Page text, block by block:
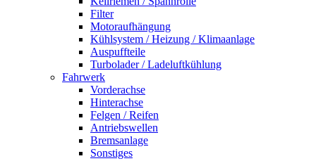
Filter
Motoraufhängung
Kühlsystem / Heizung / Klimaanlage
Auspuffteile
Turbolader / Ladeluftkühlung
Fahrwerk
Vorderachse
Hinterachse
Felgen / Reifen
Antriebswellen
Bremsanlage
Sonstiges